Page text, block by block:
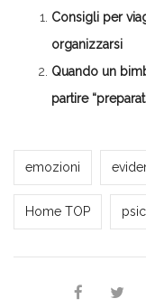
in
una
finestra)
apre
in
nuova
finestra)
apre
in
Consigli per
organizzarsi
Quando un
partire
*Redazione*
emozioni
Home TOP